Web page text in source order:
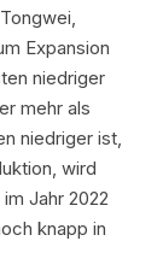
Expansion
niedriger
mehr als
niedriger ist,
wird
Jahr 2022
knapp in